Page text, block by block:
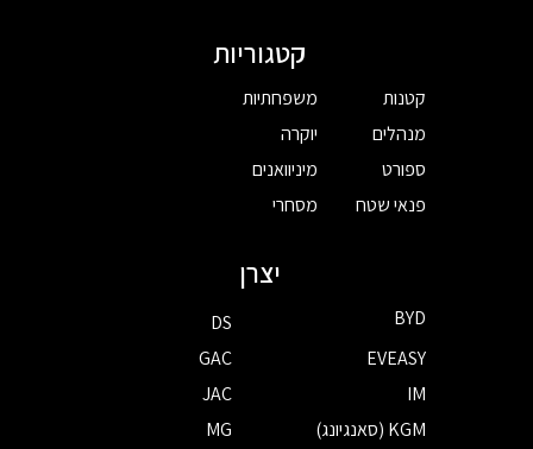
קטגוריות
קטנות
מנהלים
ספורט
פנאי שטח
משפחתיות
יוקרה
מיניוואנים
מסחרי
יצרן
BYD
DS
EVEASY
GAC
IM
JAC
KGM (סאנגיונג)
MG